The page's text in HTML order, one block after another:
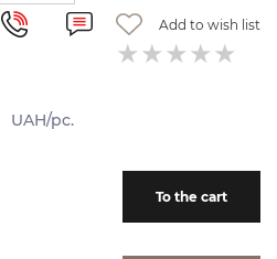
Add to wish list
UAH/pc.
To the cart